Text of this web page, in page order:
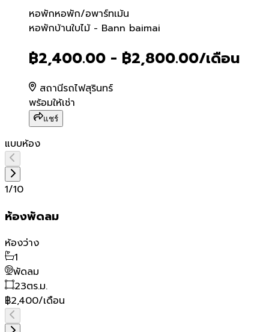
หอพักหอพัก/อพาร์ทเม้น
หอพักบ้านใบไม้ - Bann
หอพักบ้านใบไม้ - Bann baimai
฿2,400.00 - ฿2,800.00/เดือน
สถานีรถไฟสุรินทร์
พร้อมให้เช่า
แชร์
แบบห้อง
1/10
ห้องพัดลม
ห้องว่าง
1
พัดลม
23ตร.ม.
฿2,400/เดือน